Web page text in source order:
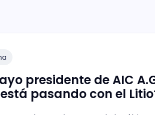
presidente de AIC
está pasando con el